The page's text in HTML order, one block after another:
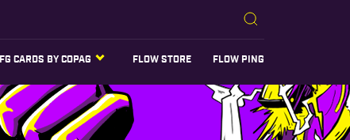
FG CARDS BY COPAG FLOW STORE FLOW PING